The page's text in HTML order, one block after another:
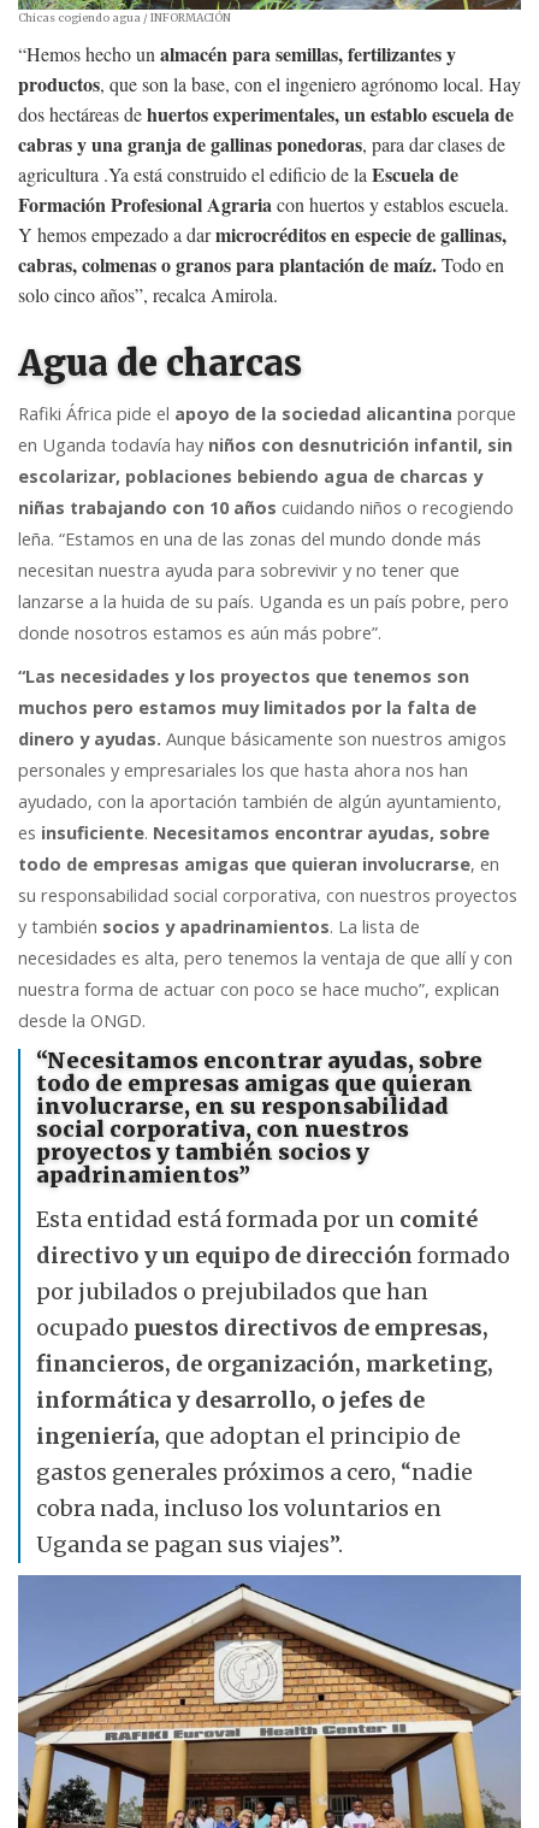
Chicas cogiendo agua / INFORMACIÓN
“Hemos hecho unalmacén para semillas, fertilizantes y
productos, que son la base, con el ingeniero agrónomo local. Hay
dos hectáreas dehuertos experimentales, un establo escuela de
cabras y una granja de gallinas ponedoras, para dar clases de
agricultura .Ya está construido el edificio de laEscuela de
Formación Profesional Agrariacon huertos y establos escuela.
Y hemos empezado a darmicrocréditos en especie de gallinas,
cabras, colmenas o granos para plantación de maíz.Todo en
solo cinco años”, recalca Amirola.
Agua de charcas
Rafiki África pide el apoyo de la sociedad alicantina porque
en Uganda todavía hay niños con desnutrición infantil, sin
escolarizar, poblaciones bebiendo agua de charcas y
niñas trabajando con 10 años cuidando niños o recogiendo
leña. “Estamos en una de las zonas del mundo donde más
necesitan nuestra ayuda para sobrevivir y no tener que
lanzarse a la huida de su país. Uganda es un país pobre, pero
donde nosotros estamos es aún más pobre”.
“Las necesidades y los proyectos que tenemos son
muchos pero estamos muy limitados por la falta de
dinero y ayudas. Aunque básicamente son nuestros amigos
personales y empresariales los que hasta ahora nos han
ayudado, con la aportación también de algún ayuntamiento,
es insuficiente. Necesitamos encontrar ayudas, sobre
todo de empresas amigas que quieran involucrarse, en
su responsabilidad social corporativa, con nuestros proyectos
y también socios y apadrinamientos. La lista de
necesidades es alta, pero tenemos la ventaja de que allí y con
nuestra forma de actuar con poco se hace mucho”, explican
desde la ONGD.
“Necesitamos encontrar ayudas, sobre
todo de empresas amigas que quieran
involucrarse, en su responsabilidad
social corporativa, con nuestros
proyectos y también socios y
apadrinamientos”
Esta entidad está formada por un comité
directivo y un equipo de dirección formado
por jubilados o prejubilados que han
ocupado puestos directivos de empresas,
financieros, de organización, marketing,
informática y desarrollo, o jefes de
ingeniería, que adoptan el principio de
gastos generales próximos a cero, “nadie
cobra nada, incluso los voluntarios en
Uganda se pagan sus viajes”.